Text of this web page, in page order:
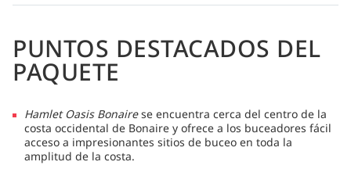
PUNTOS DESTACADOS DEL
PAQUETE
Hamlet Oasis Bonairese encuentra cerca del centro de la
costa occidental de Bonaire y ofrece a los buceadores fácil
acceso a impresionantes sitios de buceo en toda la
amplitud de la costa.